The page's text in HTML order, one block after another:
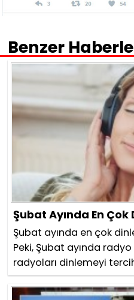
Benzer
Şubat Ayında En
Şubat ayında en çok
Peki, Şubat ayında
radyoları dinlemeyi